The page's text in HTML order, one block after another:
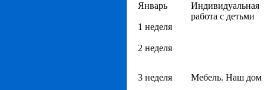
Январь
1 неделя
2 неделя
Индивидуальная
работа с детьми
3 неделя Мебель. Наш дом